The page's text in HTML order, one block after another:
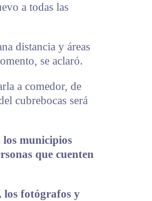
a todas las
distancia y áreas
se aclaró.
a comedor, de
cubrebocas será
los municipios
que cuenten
los fotógrafos y